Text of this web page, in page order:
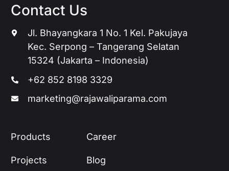
Contact Us
Jl. Bhayangkara 1 No. 1 Kel. Pakujaya
Kec. Serpong – Tangerang Selatan
15324 (Jakarta – Indonesia)
+62 852 8198 3329
marketing@rajawaliparama.com
Products
Projects
Career
Blog